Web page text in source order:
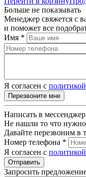
Больше не показывать
Менеджер свяжется с
и поможет все
Имя *
Я согласен с
Перезвоните мне
Написать в мессенджер
Не нашли то что
Давайте перезвоним в
Номер телефона *
Я согласен с
Отправить
Запросить